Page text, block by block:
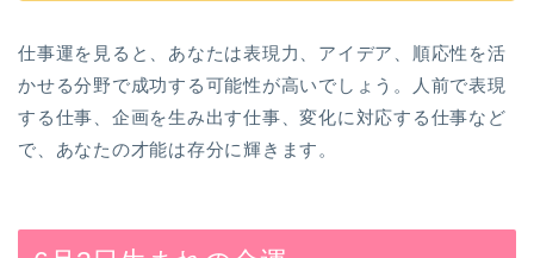
仕事運を見ると、あなたは表現力、アイデア、順応性を活
かせる分野で成功する可能性が高いでしょう。人前で表現
する仕事、企画を生み出す仕事、変化に対応する仕事など
で、あなたの才能は存分に輝きます。